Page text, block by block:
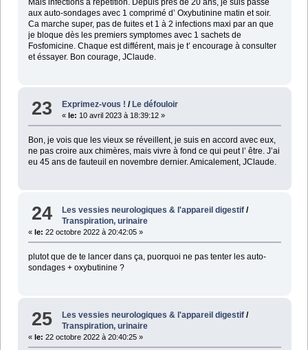
aux auto-sondages avec 1 comprimé d’ Oxybutinine matin et soir.
Ca marche super, pas de fuites et 1 à 2 infections maxi par an que
je bloque dès les premiers symptomes avec 1 sachets de
Fosfomicine. Chaque est différent, mais je t’ encourage à consulter
et éssayer. Bon courage, JClaude.
23 Exprimez-vous ! / Le défouloir
« le: 10 avril 2023 à 18:39:12 »
Bon, je vois que les vieux se réveillent, je suis en accord avec eux,
ne pas croire aux chimères, mais vivre à fond ce qui peut l’ être. J’ai
eu 45 ans de fauteuil en novembre dernier. Amicalement, JClaude.
24 Les vessies neurologiques & l'appareil digestif /
Transpiration, urinaire
« le: 22 octobre 2022 à 20:42:05 »
plutot que de te lancer dans ça, puorquoi ne pas tenter les auto-
sondages + oxybutinine ?
25 Les vessies neurologiques & l'appareil digestif /
Transpiration, urinaire
« le: 22 octobre 2022 à 20:40:25 »